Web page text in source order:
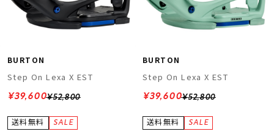
BURTON
Step On Lexa X EST
¥52,800
¥39,600
BURTON
Step On Lexa X EST
¥52,800
¥39,600